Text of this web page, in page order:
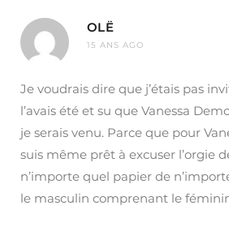
OLË
15 ANS AGO
Je voudrais dire que j’étais pas
l’avais été et su que Vanessa
je serais venu. Parce que pour
suis même prêt à excuser l’orgie
n’importe quel papier de
le masculin comprenant le